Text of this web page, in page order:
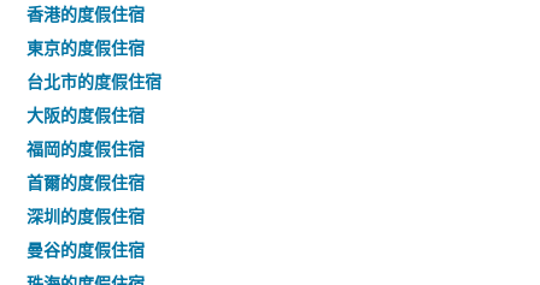
香港的度假住宿
東京的度假住宿
台北市的度假住宿
大阪的度假住宿
福岡的度假住宿
首爾的度假住宿
深圳的度假住宿
曼谷的度假住宿